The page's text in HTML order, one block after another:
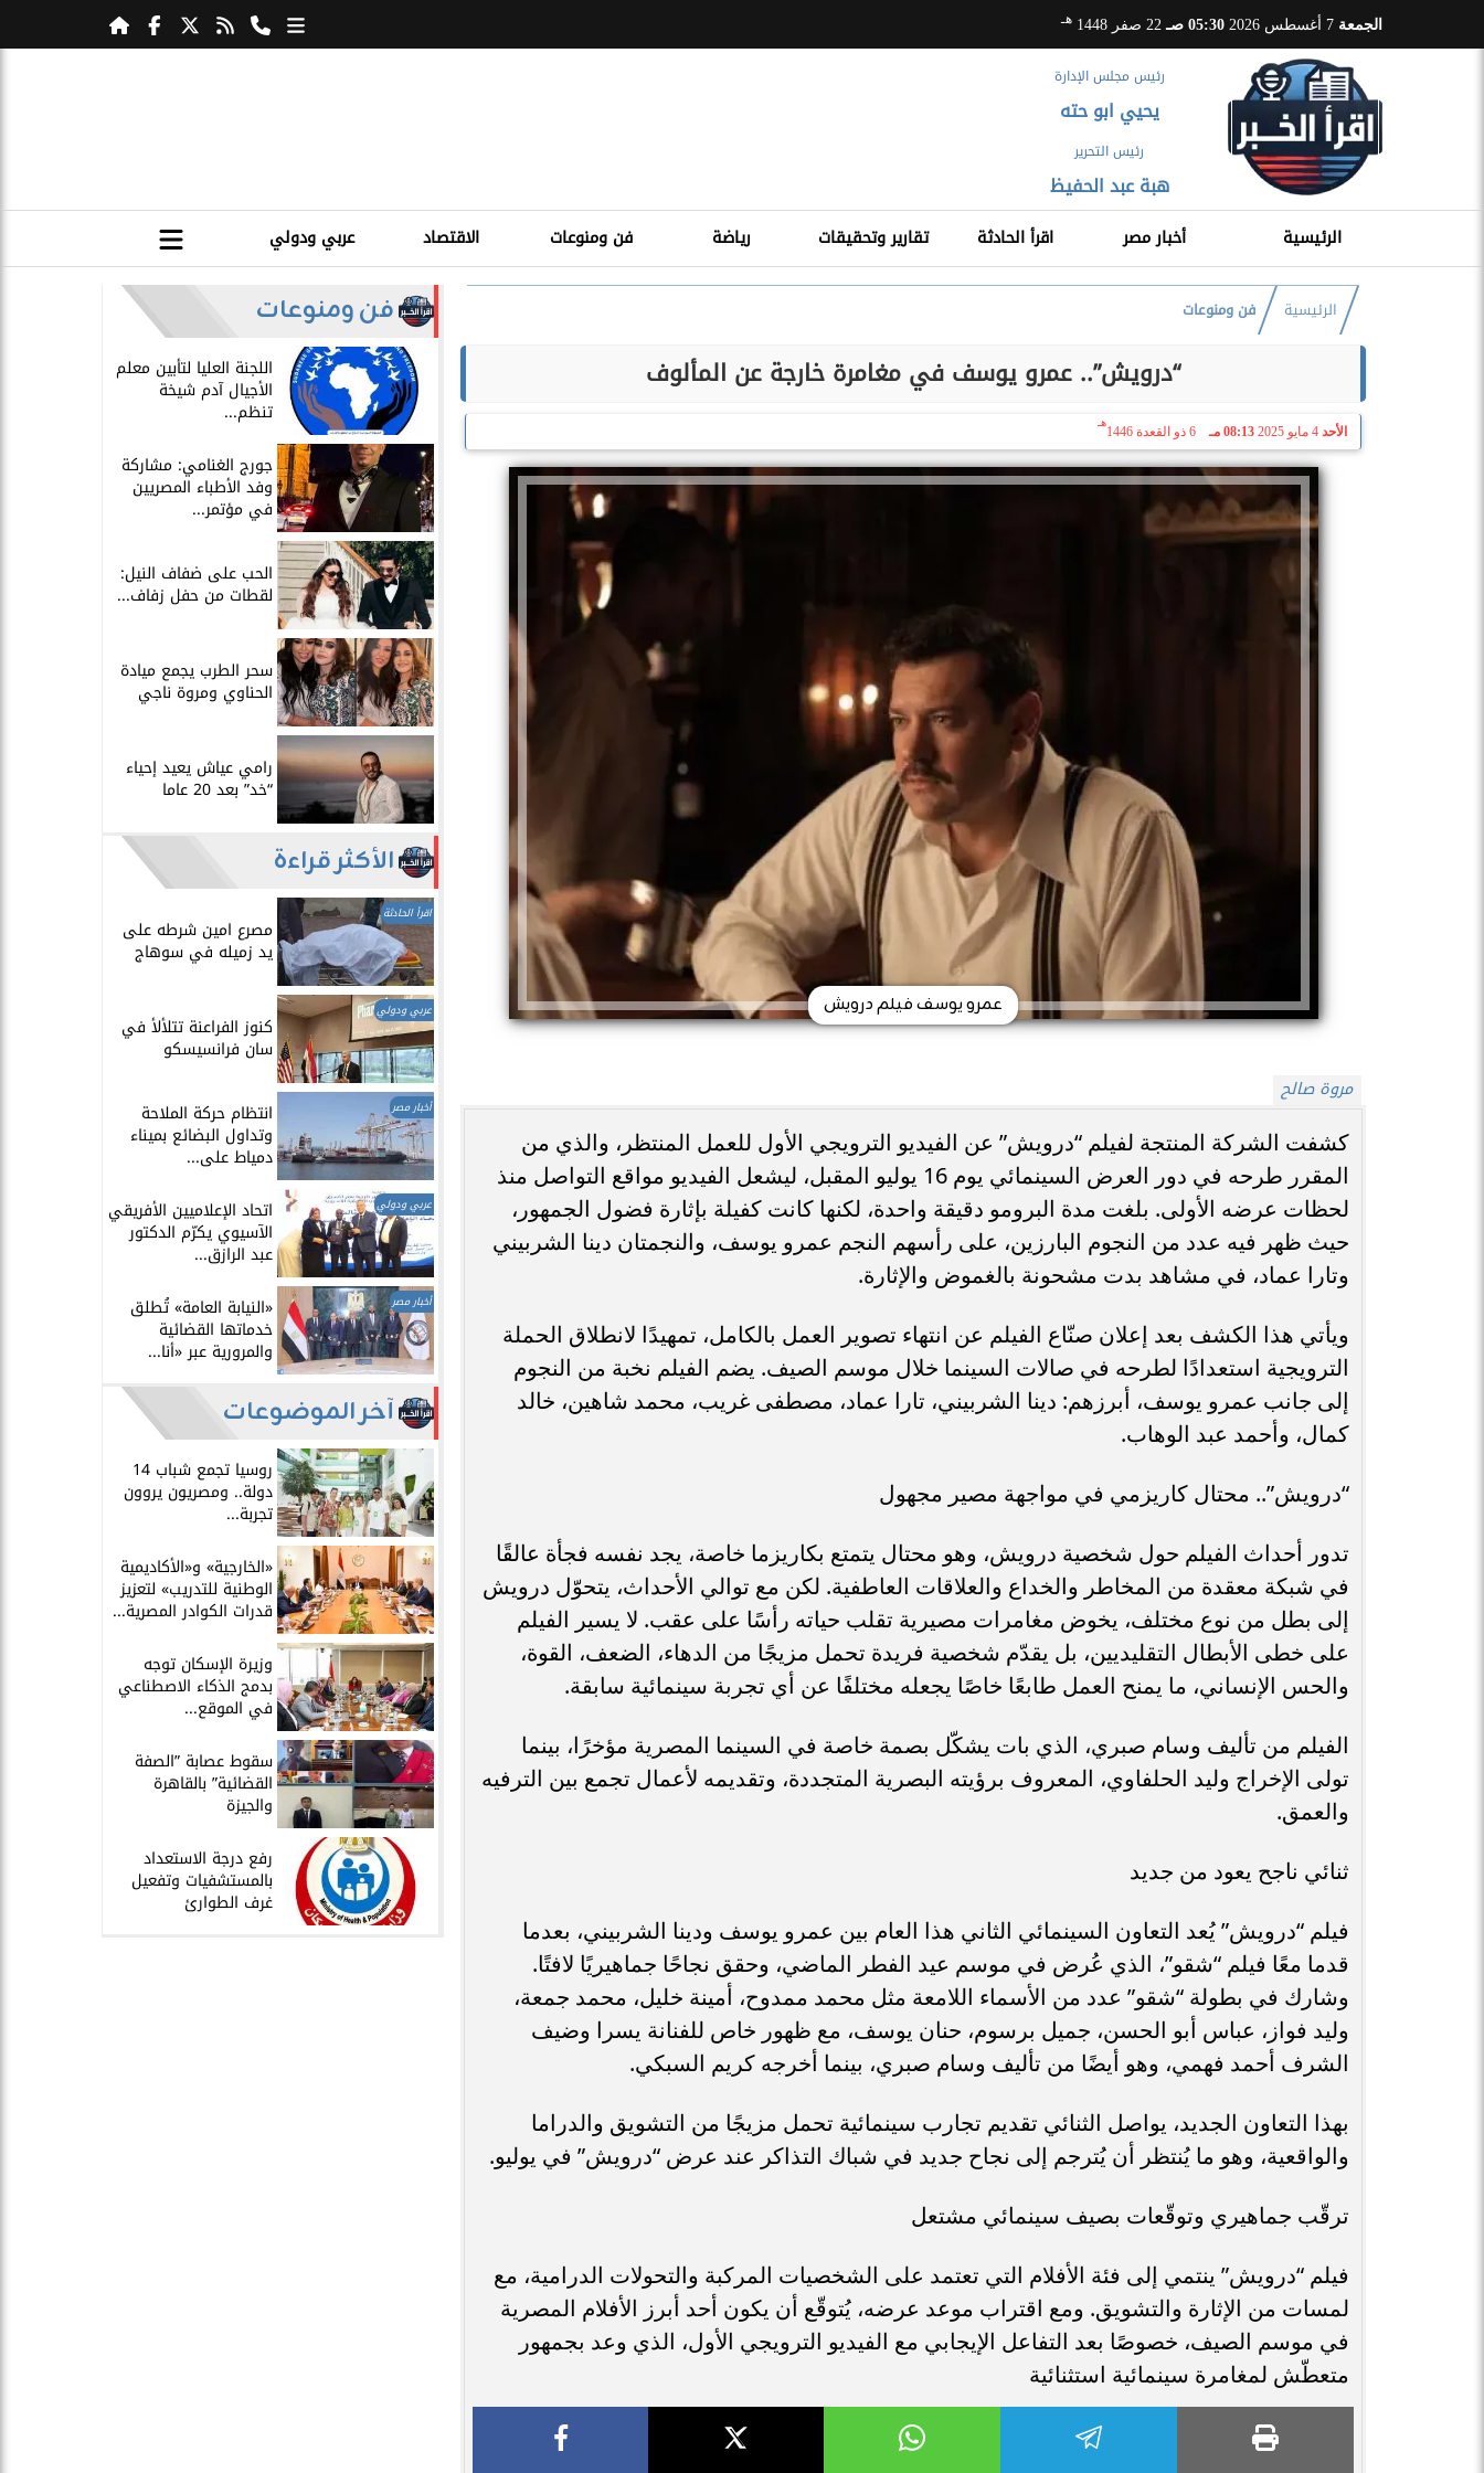
الجمعة 05:30 صـ 22 صفر 1448 هـ
رئيس مجلس الإدارة
يحيي ابو حته
رئيس التحرير
هبة عبد الحفيظ
الرئيسية أخبار مصر اقرأ الحادثة تقارير وتحقيقات رياضة فن ومنوعات الاقتصاد عربي ودولي
الرئيسية فن ومنوعات
“درويش”.. عمرو يوسف في مغامرة خارجة عن المألوف
الأحد 4 مايو 2025 08:13 مـ 6 ذو القعدة 1446
هـ
عمرو يوسف فيلم درويش
مروة صالح
كشفت الشركة المنتجة لفيلم “درويش” عن الفيديو الترويجي الأول للعمل المنتظر، والذي من
المقرر طرحه في دور العرض السينمائي يوم 16 يوليو المقبل، ليشعل الفيديو مواقع التواصل منذ
لحظات عرضه الأولى. بلغت مدة البرومو دقيقة واحدة، لكنها كانت كفيلة بإثارة فضول الجمهور،
حيث ظهر فيه عدد من النجوم البارزين، على رأسهم النجم عمرو يوسف، والنجمتان دينا الشربيني
وتارا عماد، في مشاهد بدت مشحونة بالغموض والإثارة.
ويأتي هذا الكشف بعد إعلان صنّاع الفيلم عن انتهاء تصوير العمل بالكامل، تمهيدًا لانطلاق الحملة
الترويجية استعدادًا لطرحه في صالات السينما خلال موسم الصيف. يضم الفيلم نخبة من النجوم
إلى جانب عمرو يوسف، أبرزهم: دينا الشربيني، تارا عماد، مصطفى غريب، محمد شاهين، خالد
كمال، وأحمد عبد الوهاب.
“درويش”.. محتال كاريزمي في مواجهة مصير مجهول
تدور أحداث الفيلم حول شخصية درويش، وهو محتال يتمتع بكاريزما خاصة، يجد نفسه فجأة عالقًا
في شبكة معقدة من المخاطر والخداع والعلاقات العاطفية. لكن مع توالي الأحداث، يتحوّل درويش
إلى بطل من نوع مختلف، يخوض مغامرات مصيرية تقلب حياته رأسًا على عقب. لا يسير الفيلم
على خطى الأبطال التقليديين، بل يقدّم شخصية فريدة تحمل مزيجًا من الدهاء، الضعف، القوة،
والحس الإنساني، ما يمنح العمل طابعًا خاصًا يجعله مختلفًا عن أي تجربة سينمائية سابقة.
الفيلم من تأليف وسام صبري، الذي بات يشكّل بصمة خاصة في السينما المصرية مؤخرًا، بينما
تولى الإخراج وليد الحلفاوي، المعروف برؤيته البصرية المتجددة، وتقديمه لأعمال تجمع بين الترفيه
والعمق.
ثنائي ناجح يعود من جديد
فيلم “درويش” يُعد التعاون السينمائي الثاني هذا العام بين عمرو يوسف ودينا الشربيني، بعدما
قدما معًا فيلم “شقو”، الذي عُرض في موسم عيد الفطر الماضي، وحقق نجاحًا جماهيريًا لافتًا.
وشارك في بطولة “شقو” عدد من الأسماء اللامعة مثل محمد ممدوح، أمينة خليل، محمد جمعة،
وليد فواز، عباس أبو الحسن، جميل برسوم، حنان يوسف، مع ظهور خاص للفنانة يسرا وضيف
الشرف أحمد فهمي، وهو أيضًا من تأليف وسام صبري، بينما أخرجه كريم السبكي.
بهذا التعاون الجديد، يواصل الثنائي تقديم تجارب سينمائية تحمل مزيجًا من التشويق والدراما
والواقعية، وهو ما يُنتظر أن يُترجم إلى نجاح جديد في شباك التذاكر عند عرض “درويش” في يوليو.
ترقّب جماهيري وتوقّعات بصيف سينمائي مشتعل
فيلم “درويش” ينتمي إلى فئة الأفلام التي تعتمد على الشخصيات المركبة والتحولات الدرامية، مع
لمسات من الإثارة والتشويق. ومع اقتراب موعد عرضه، يُتوقّع أن يكون أحد أبرز الأفلام المصرية
في موسم الصيف، خصوصًا بعد التفاعل الإيجابي مع الفيديو الترويجي الأول، الذي وعد بجمهور
متعطّش لمغامرة سينمائية استثنائية
فن ومنوعات
اللجنة العليا لتأبين معلم
الأجيال آدم شيخة
تنظم...
جورج الغنامي: مشاركة
وفد الأطباء المصريين
في مؤتمر...
الحب على ضفاف النيل:
لقطات من حفل زفاف...
سحر الطرب يجمع ميادة
الحناوي ومروة ناجي
رامي عياش يعيد إحياء
“خد” بعد 20 عاما
الأكثر قراءة
اقرأ الحادثة
مصرع امين شرطه على
يد زميله في سوهاج
عربي ودولي
​كنوز الفراعنة تتلألأ في
سان فرانسيسكو
أخبار مصر انتظام حركة الملاحة
وتداول البضائع بميناء
دمياط على...
عربي ودولي اتحاد الإعلاميين الأفريقي
الآسيوي يكرّم الدكتور
عبد الرازق...
أخبار مصر ​«النيابة العامة» تُطلق
خدماتها القضائية
والمرورية عبر «أنا...
آخر الموضوعات
روسيا تجمع شباب 14
دولة.. ومصريون يروون
تجربة...
​«الخارجية» و«الأكاديمية
الوطنية للتدريب» لتعزيز
قدرات الكوادر المصرية...
​وزيرة الإسكان توجه
بدمج الذكاء الاصطناعي
في الموقع...
سقوط عصابة ”الصفة
القضائية” بالقاهرة
والجيزة
​رفع درجة الاستعداد
بالمستشفيات وتفعيل
غرف الطوارئ